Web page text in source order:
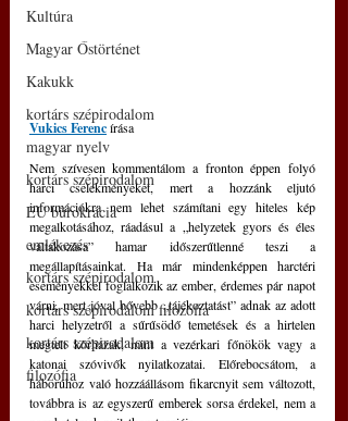
Kultúra
Magyar Őstörténet
Kakukk
kortárs szépirodalom
magyar nyelv
kortárs szépirodalom
EU bürokrácia
emlékezés
kortárs szépirodalom
kortárs szépirodalom filozófia
kortárs szépirodalom
filozófia
Vukics Ferenc írása
Nem szívesen kommentálom a fronton éppen folyó
harci cselekményeket, mert a hozzánk eljutó
információkra nem lehet számítani egy hiteles kép
megalkotásához, ráadásul a „helyzetek gyors és éles
váltakozása” hamar időszerűtlenné teszi a
megállapításainkat. Ha már mindenképpen harctéri
eseményekkel foglalkozik az ember, érdemes pár napot
várni, mert jóval bővebb „tájékoztatást” adnak az adott
harci helyzetről a sűrűsödő temetések és a hirtelen
megtelt kórházak, mint a vezérkari főnökök vagy a
katonai szóvivők nyilatkozatai. Előrebocsátom, a
háborúhoz való hozzáállásom fikarcnyit sem változott,
továbbra is az egyszerű emberek sorsa érdekel, nem a